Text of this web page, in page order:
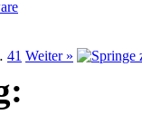
41 Weiter »